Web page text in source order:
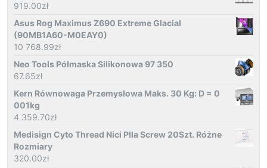
919.00zł
Asus Rog Maximus Z690 Extreme Glacial
(90MB1A60-M0EAY0)
10 768.99zł
Neo Tools Półmaska Silikonowa 97 350
67.65zł
Kern Równowaga Przemysłowa Maks. 30 Kg: D = 0
001kg
4 359.70zł
Medisign Cyto Thread Nici Plla Screw 20Szt. Różne
Rozmiary
320.00zł